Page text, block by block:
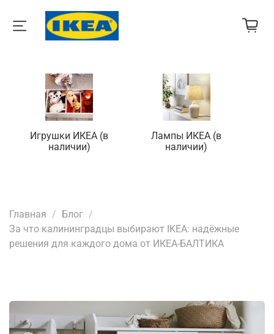
Игрушки ИКЕА (в
наличии)
Лампы ИКЕА (в
наличии)
Главная
Блог
За что калининградцы выбирают IKEA: надёжные
решения для каждого дома от ИКЕА-БАЛТИКА